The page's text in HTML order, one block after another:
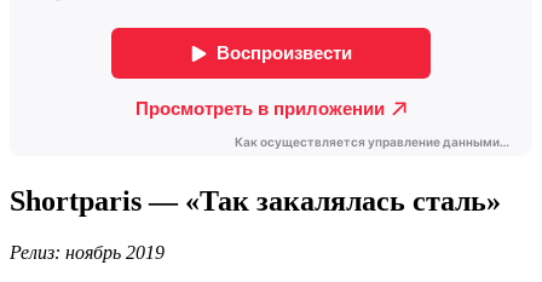
Shortparis — «Так закалялась сталь»
Релиз: ноябрь 2019